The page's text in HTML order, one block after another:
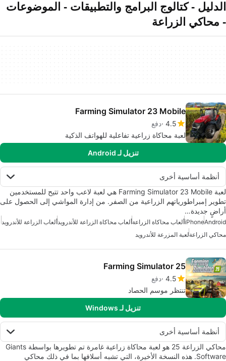
الدليل - كتالوج البرامج والتطبيقات - الموضوعات
- محاكي الزراعة
Farming Simulator 23 Mobile
4.5 دفع
لعبة محاكاة زراعية تفاعلية للهواتف الذكية
تنزيل لـ Android
أنظمة أساسية أخرى
لعبة Farming Simulator 23 Mobile هي لعبة لاعب واحد تتيح للمستخدمين
تطوير إمبراطورياتهم الزراعية من الصفر. من إدارة المواشي إلى الحصول على
أراضٍ جديدة…
Android
iPhoneألعاب محاكاة الزراعةألعاب محاكاة الزراعة للأندرويدألعاب الزراعة للأندرويد
محاكي الزراعةلعبة المزرعة للأندرويد
Farming Simulator 25
4.5 دفع
تنتظر موسم الحصاد
تنزيل لـ Windows
أنظمة أساسية أخرى
محاكي الزراعة 25 هو لعبة محاكاة زراعية غامرة تم تطويرها بواسطة Giants
Software. هذه النسخة الأخيرة، التي تشبه أسلافها بما في ذلك محاكي